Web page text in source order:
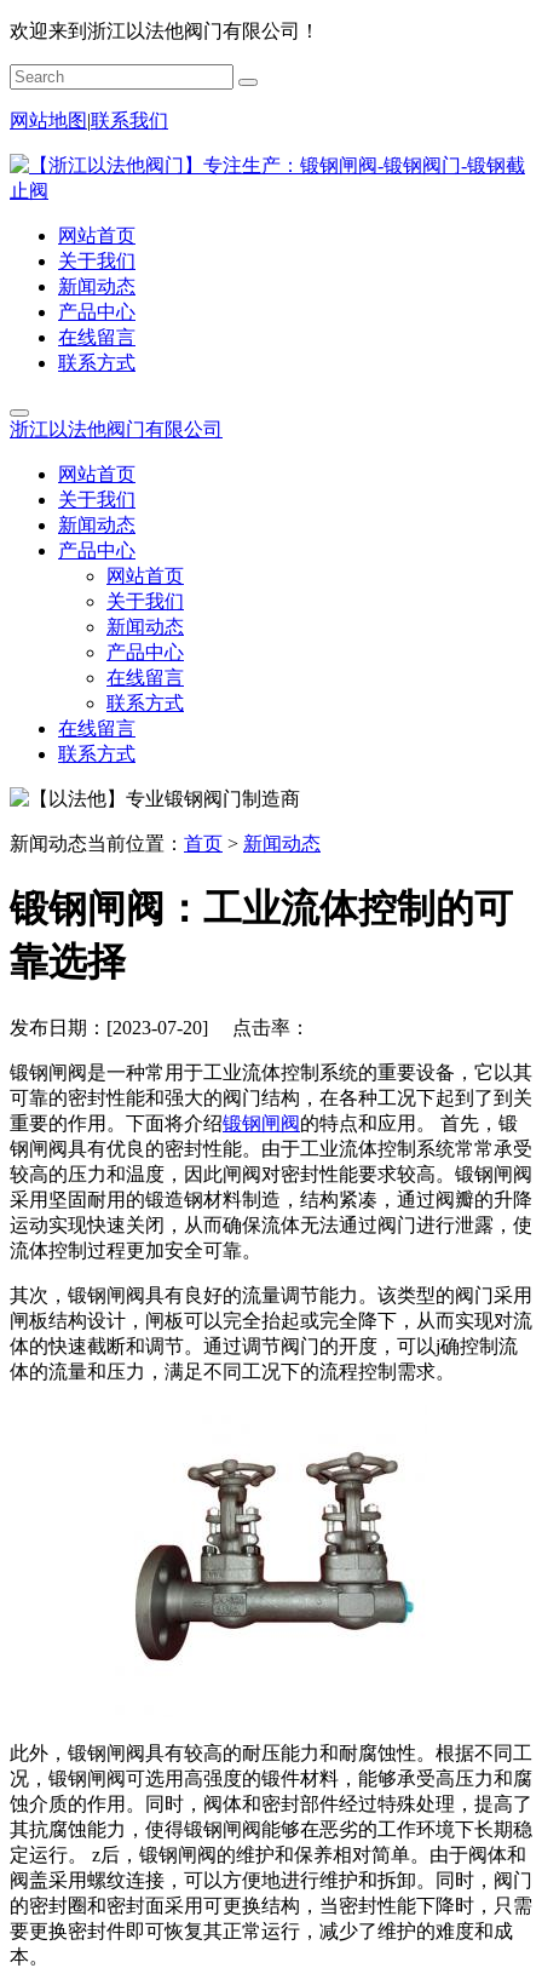
欢迎来到浙江以法他阀门有限公司！
网站地图|联系我们
网站首页
关于我们
新闻动态
产品中心
在线留言
联系方式
浙江以法他阀门有限公司
网站首页
关于我们
新闻动态
产品中心
网站首页
关于我们
新闻动态
产品中心
在线留言
联系方式
在线留言
联系方式
新闻动态当前位置： 首页 > 新闻动态
锻钢闸阀：工业流体控制的可
靠选择
发布日期：[2023-07-20] 点击率：
锻钢闸阀是一种常用于工业流体控制系统的重要设备，它以其
可靠的密封性能和强大的阀门结构，在各种工况下起到了到关
重要的作用。下面将介绍锻钢闸阀的特点和应用。 首先，锻
钢闸阀具有优良的密封性能。由于工业流体控制系统常常承受
较高的压力和温度，因此闸阀对密封性能要求较高。锻钢闸阀
采用坚固耐用的锻造钢材料制造，结构紧凑，通过阀瓣的升降
运动实现快速关闭，从而确保流体无法通过阀门进行泄露，使
流体控制过程更加安全可靠。
其次，锻钢闸阀具有良好的流量调节能力。该类型的阀门采用
闸板结构设计，闸板可以完全抬起或完全降下，从而实现对流
体的快速截断和调节。通过调节阀门的开度，可以j确控制流
体的流量和压力，满足不同工况下的流程控制需求。
此外，锻钢闸阀具有较高的耐压能力和耐腐蚀性。根据不同工
况，锻钢闸阀可选用高强度的锻件材料，能够承受高压力和腐
蚀介质的作用。同时，阀体和密封部件经过特殊处理，提高了
其抗腐蚀能力，使得锻钢闸阀能够在恶劣的工作环境下长期稳
定运行。 z后，锻钢闸阀的维护和保养相对简单。由于阀体和
阀盖采用螺纹连接，可以方便地进行维护和拆卸。同时，阀门
的密封圈和密封面采用可更换结构，当密封性能下降时，只需
要更换密封件即可恢复其正常运行，减少了维护的难度和成
本。